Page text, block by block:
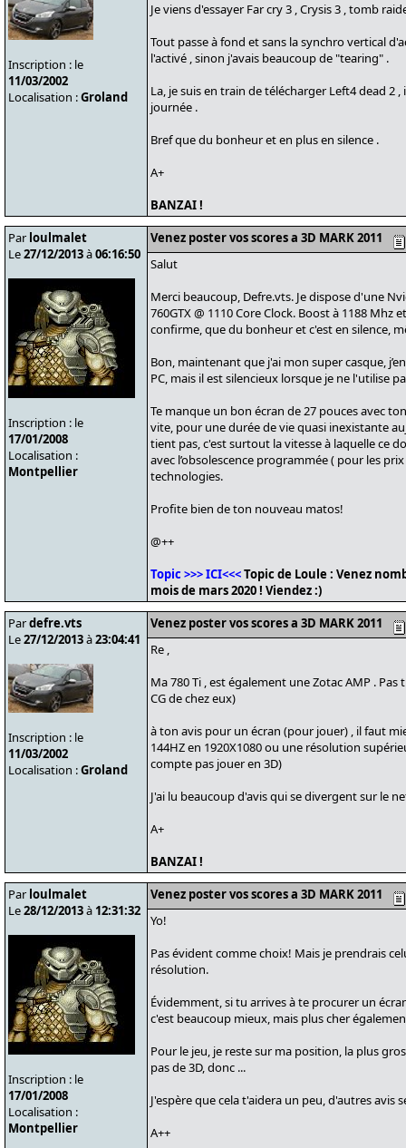
Inscription : le
11/03/2002
Localisation :Groland
Je viens d'essayer Far cry 3 , Crysis 3 , tomb
Tout passe à fond et sans la synchro vertical
l'activé , sinon j'avais beaucoup de "tearing" .
La, je suis en train de télécharger Left4 dead 2
journée .
Bref que du bonheur et en plus en silence .
A+
BANZAI !
Par loulmalet
Le27/12/2013à06:16:50
Inscription : le
17/01/2008
Localisation :
Montpellier
Venez poster vos scores a 3D MARK 2011
Salut
Merci beaucoup, Defre.vts. Je dispose d'une
760GTX @ 1110 Core Clock. Boost à 1188 Mhz
confirme, que du bonheur et c'est en silence,
Bon, maintenant que j'ai mon super casque,
PC, mais il est silencieux lorsque je ne l'utilise
Te manque un bon écran de 27 pouces avec
vite, pour une durée de vie quasi inexistante
tient pas, c'est surtout la vitesse à laquelle ce
avec l’obsolescence programmée ( pour les
technologies.
Profite bien de ton nouveau matos!
@++
Topic >>> ICI<<<Topic de Loule : Venez
mois de mars 2020 ! Viendez :)
Pardefre.vts
Le27/12/2013à23:04:41
Inscription : le
11/03/2002
Localisation :Groland
Venez poster vos scores a 3D MARK 2011
Re ,
Ma 780 Ti , est également une Zotac AMP .
CG de chez eux)
à ton avis pour un écran (pour jouer) , il faut
144HZ en 1920X1080 ou une résolution
compte pas jouer en 3D)
J'ai lu beaucoup d'avis qui se divergent sur le
A+
BANZAI !
Par loulmalet
Le28/12/2013à 12:31:32
Inscription : le
17/01/2008
Localisation :
Montpellier
Venez poster vos scores a 3D MARK 2011
Yo!
Pas évident comme choix! Mais je prendrais
résolution.
Évidemment, si tu arrives à te procurer un
c'est beaucoup mieux, mais plus cher
Pour le jeu, je reste sur ma position, la plus
pas de 3D, donc ...
J'espère que cela t'aidera un peu, d'autres avis
A++